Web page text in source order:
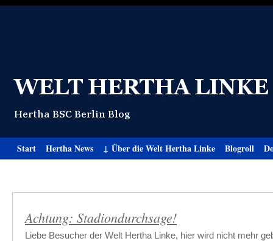
Start Hertha News ↓ Über die Welt Hertha Linke Blogroll
Achtung: Stadiondurchsage!
Liebe Besucher der Welt Hertha Linke, hier wird nicht mehr